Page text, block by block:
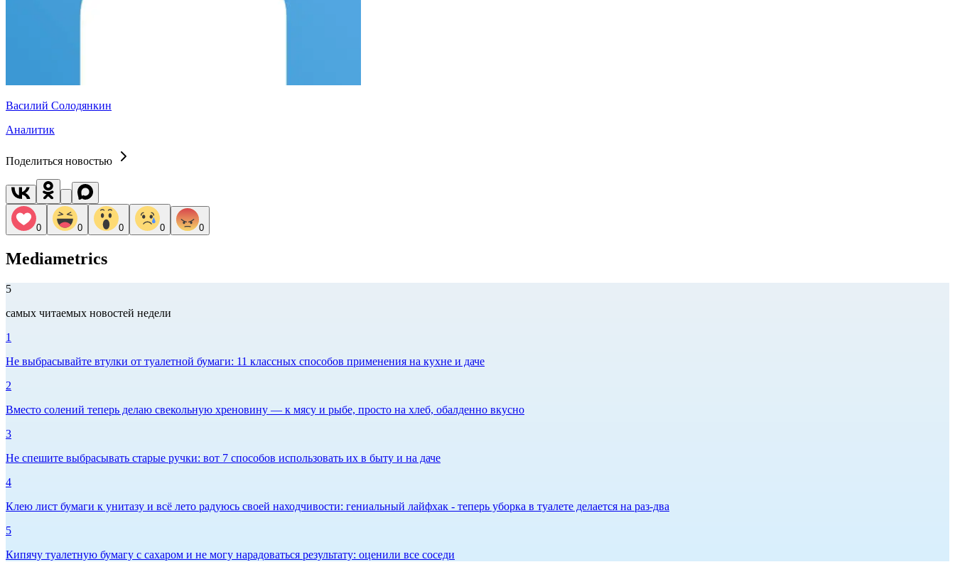
Василий Солодянкин
Аналитик
Поделиться новостью
0 0 0 0 0
Mediametrics
5
самых читаемых новостей недели
1
Не выбрасывайте втулки от туалетной бумаги: 11 классных способов применения на кухне и даче
2
Вместо солений теперь делаю свекольную хреновину — к мясу и рыбе, просто на хлеб, обалденно вкусно
3
Не спешите выбрасывать старые ручки: вот 7 способов использовать их в быту и на даче
4
Клею лист бумаги к унитазу и всё лето радуюсь своей находчивости: гениальный лайфхак - теперь уборка в туалете делается на раз-два
5
Кипячу туалетную бумагу с сахаром и не могу нарадоваться результату: оценили все соседи